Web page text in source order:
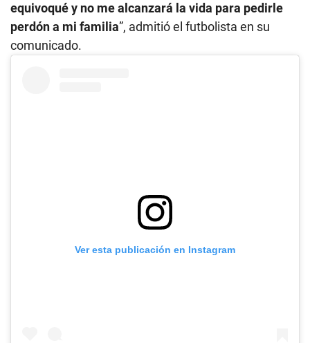
equivoqué y no me alcanzará la vida para pedirle
perdón a mi familia”, admitió el futbolista en su
comunicado.
Ver esta publicación en Instagram